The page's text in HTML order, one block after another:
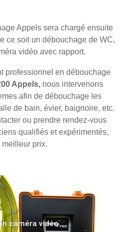
Appels sera chargé ensuite
ce soit un débouchage de WC,
vidéo avec rapport.
professionnel en débouchage
Appels, nous intervenons
afin de débouchage les
de bain, évier, baignoire, etc.
ou prendre rendez-vous
qualifiés et expérimentés,
prix.
caméra vidéo